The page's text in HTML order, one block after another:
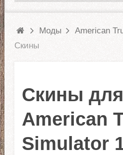
Моды
American
Скины
Скины для
American
Simulator